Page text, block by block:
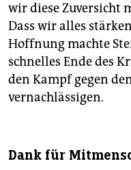
wir diese Zuversicht
Dass wir alles
Hoffnung machte
schnelles Ende des
den Kampf gegen
vernachlässigen.
Dank für